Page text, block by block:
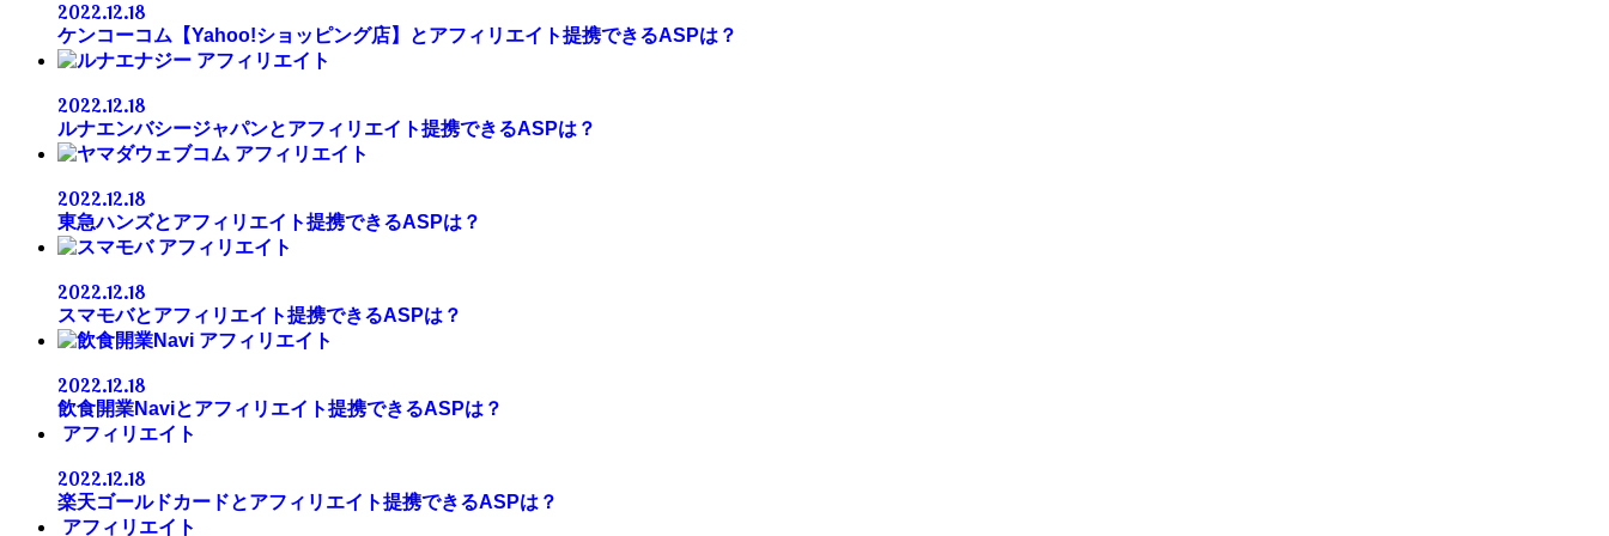
2022.12.18
ケンコーコム【Yahoo!ショッピング店】とアフィリエイト提携できるASPは？
アフィリエイト
2022.12.18
ルナエンバシージャパンとアフィリエイト提携できるASPは？
アフィリエイト
2022.12.18
東急ハンズとアフィリエイト提携できるASPは？
アフィリエイト
2022.12.18
スマモバとアフィリエイト提携できるASPは？
アフィリエイト
2022.12.18
飲食開業Naviとアフィリエイト提携できるASPは？
アフィリエイト
2022.12.18
楽天ゴールドカードとアフィリエイト提携できるASPは？
アフィリエイト